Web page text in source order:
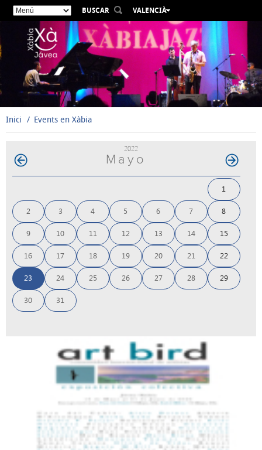
BUSCAR
VALENCIÀ
ESPAÑOL
ENGLISH
DEUTSCH
РУССКИЙ
Inici Events en Xàbia
2022
Mayo
1
2 3 4 5 6 7 8
9 10 11 12 13 14 15
16 17 18 19 20 21 22
23 24 25 26 27 28 29
30 31